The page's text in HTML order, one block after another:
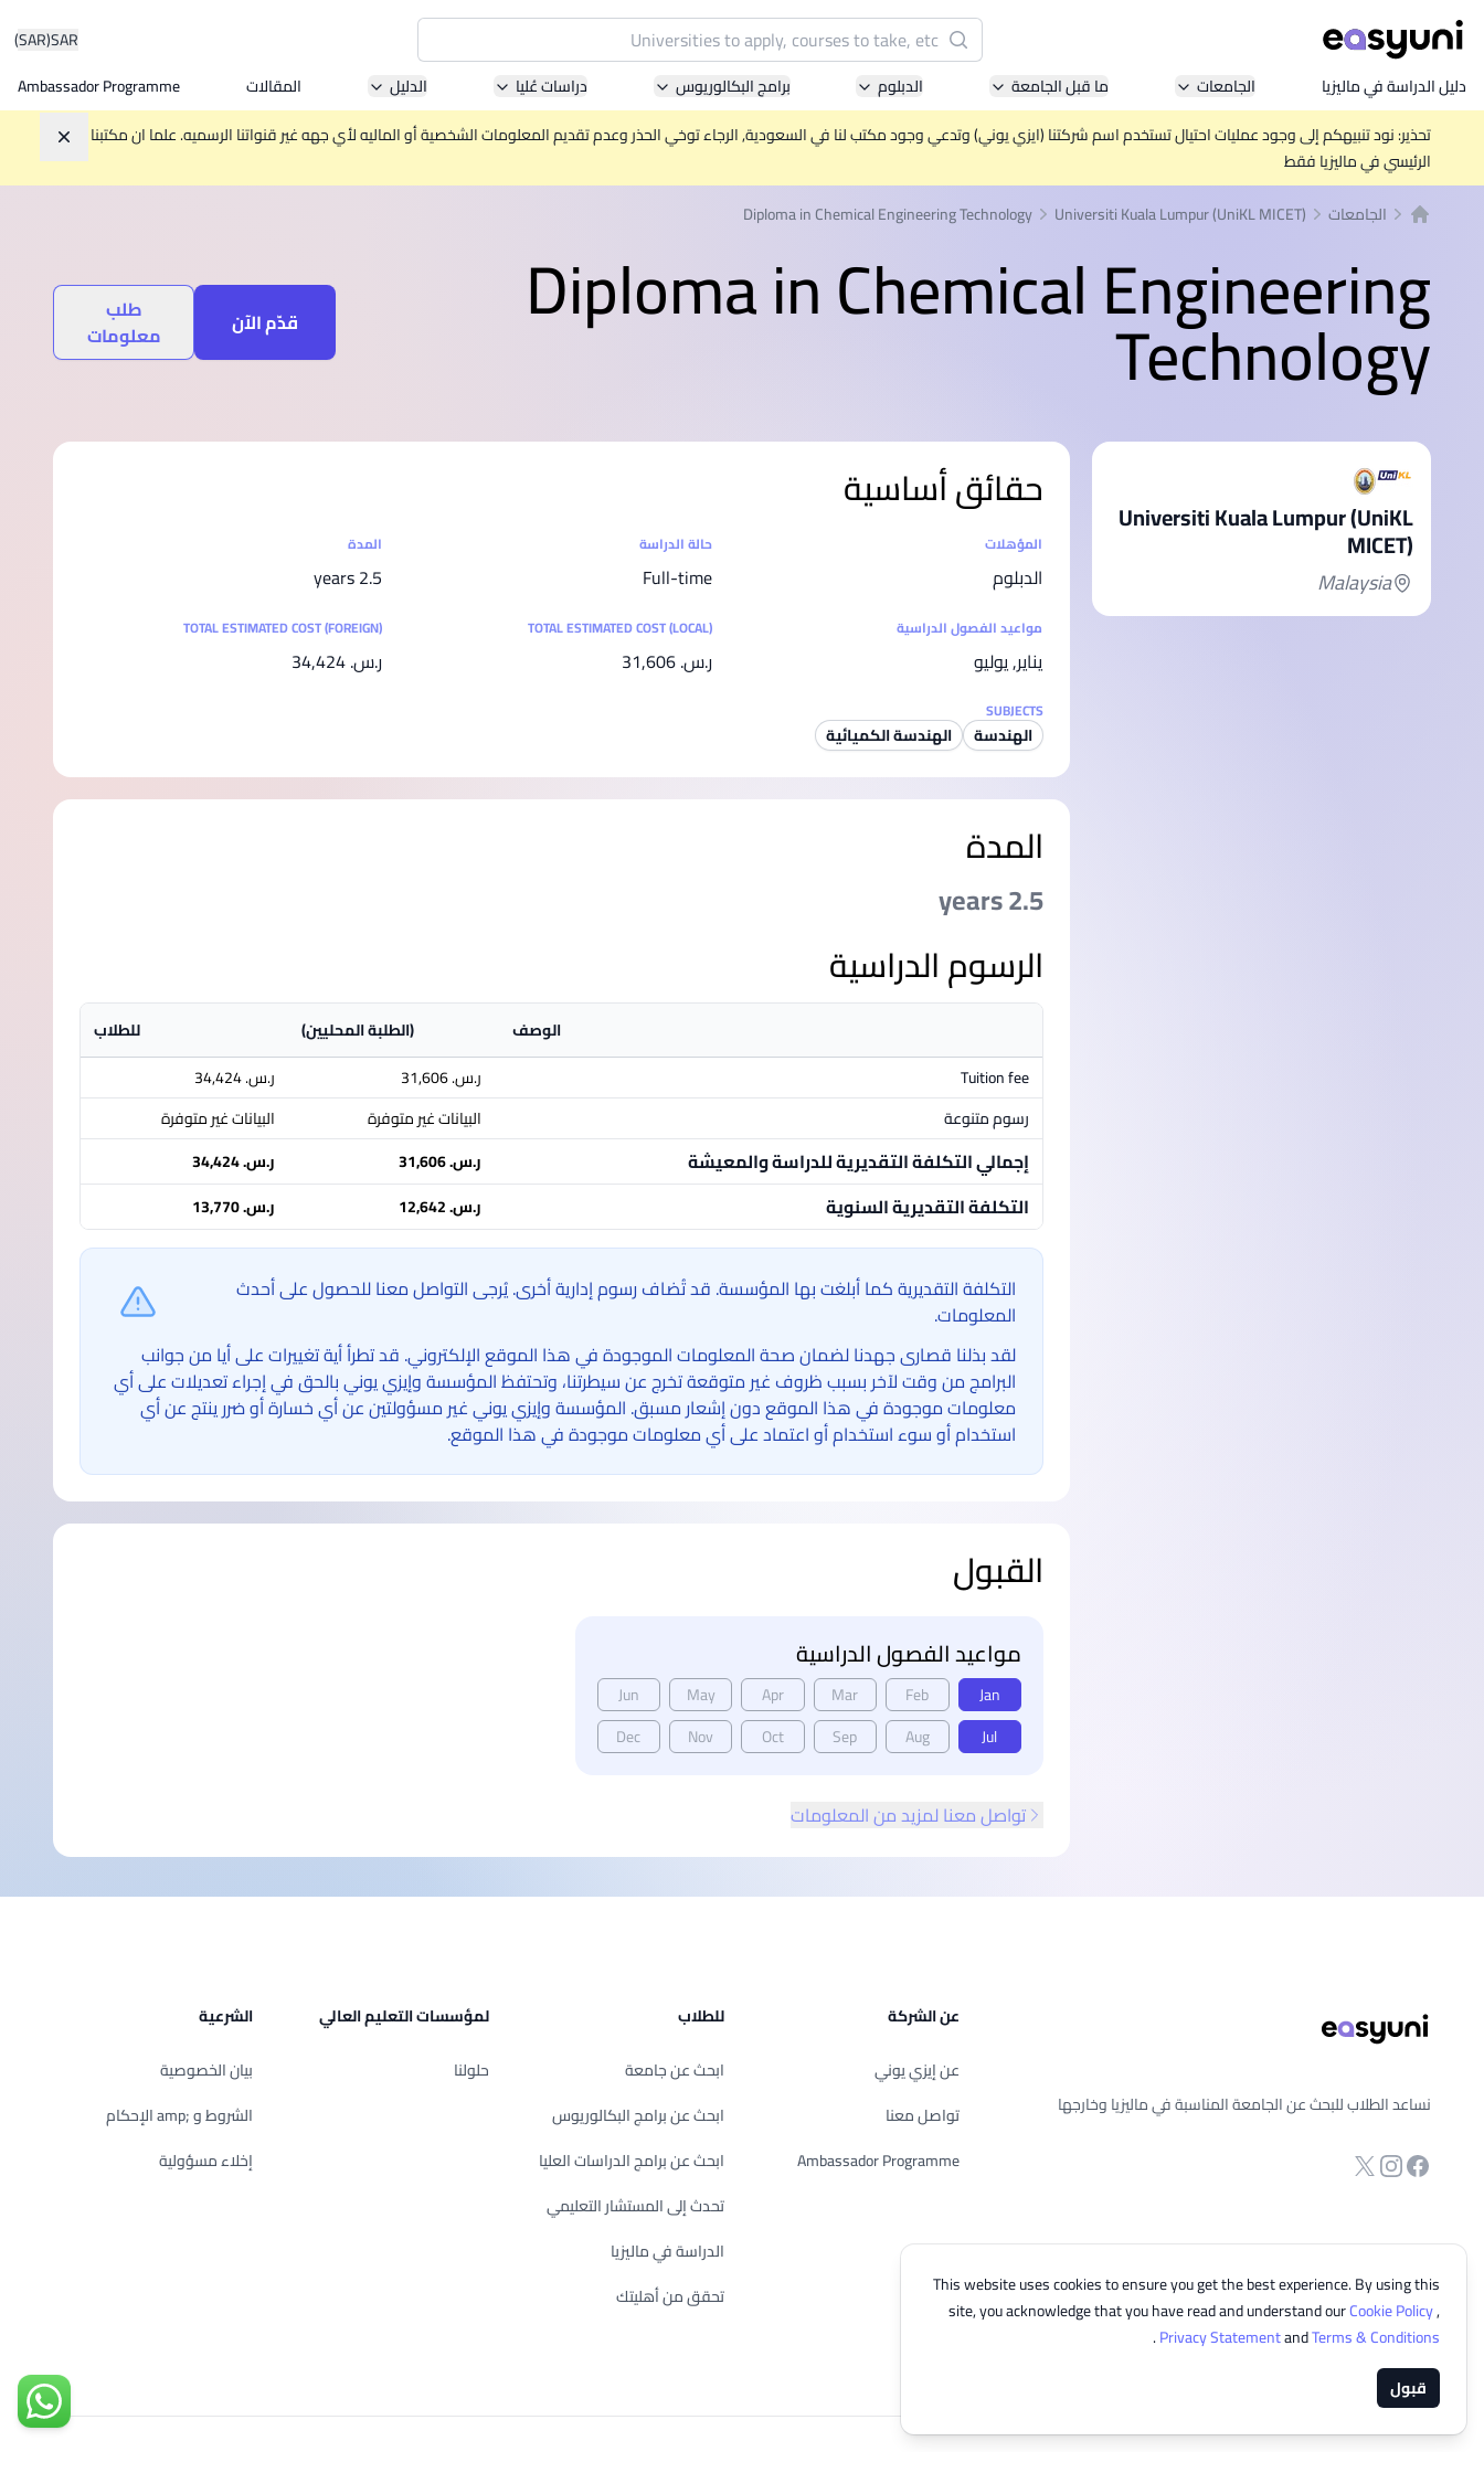
SAR
(SAR) البحث
Asia Pacific University of Technology and Innovation
(APU)
courses
International Medical University (IMU)
Malaysia's first and most established private medical and
healthcare university
Massachusetts Institute of Technology (MIT)
SEGi University Kota Damansara
Management and Science University (MSU)
دليل الدراسة في ماليزيا الجامعات ما قبل الجامعة الدبلوم برامج البكالوريوس دراسات عُليا الدليل المقالات
Ambassador Programme
تحذير: نود تنبيهكم إلى وجود عمليات احتيال تستخدم اسم شركتنا (ايزي يوني) وتدعي وجود مكتب لنا في السعودية, الرجاء توخي الحذر وعدم تقديم المعلومات الشخصية أو الماليه لأي جهه غير قنواتنا الرسميه. علما ان مكتبنا
الرئيسي في ماليزيا فقط
تجاهل
الجامعات Universiti Kuala Lumpur (UniKL MICET)
Diploma in Chemical Engineering Technology
Diploma in Chemical Engineering
Technology قدّم الآن
طلب
معلومات
Universiti Kuala Lumpur (UniKL
MICET)
Malaysia
حقائق أساسية
إحصائيات
المؤهلات
الدبلوم
حالة الدراسة
Full-time
المدة
2.5 years
مواعيد الفصول الدراسية
يناير, يوليو
TOTAL ESTIMATED COST (LOCAL)
ر.س.‏ 31,606
TOTAL ESTIMATED COST (FOREIGN)
ر.س.‏ 34,424
SUBJECTS
الهندسة الهندسة الكميائية
المدة
2.5 years
الرسوم الدراسية
الوصف (الطلبة المحليين)
للطلاب
Tuition fee
ر.س.‏ 31,606
ر.س.‏ 34,424
رسوم متنوعة
البيانات غير متوفرة البيانات غير متوفرة
إجمالي التكلفة التقديرية للدراسة والمعيشة ر.س.‏ 31,606 ر.س.‏ 34,424
التكلفة التقديرية السنوية ر.س.‏ 12,642 ر.س.‏ 13,770
التكلفة التقديرية كما أبلغت بها المؤسسة. قد تُضاف رسوم إدارية أخرى. يُرجى التواصل معنا للحصول على أحدث
المعلومات.
لقد بذلنا قصارى جهدنا لضمان صحة المعلومات الموجودة في هذا الموقع الإلكتروني. قد تطرأ أية تغييرات على أيا من جوانب
البرامج من وقت لآخر بسبب ظروف غير متوقعة تخرج عن سيطرتنا، وتحتفظ المؤسسة وإيزي يوني بالحق في إجراء تعديلات على أي
معلومات موجودة في هذا الموقع دون إشعار مسبق. المؤسسة وإيزي يوني غير مسؤولتين عن أي خسارة أو ضرر ينتج عن أي
استخدام أو سوء استخدام أو اعتماد على أي معلومات موجودة في هذا الموقع.
القبول
مواعيد الفصول الدراسية
Jan
Feb
Mar
Apr
May
Jun
Jul
Aug
Sep
Oct
Nov
Dec
تواصل معنا لمزيد من المعلومات
This website uses cookies to ensure you get the best experience. By using this
site, you acknowledge that you have read and understand ourCookie Policy,
Privacy StatementandTerms & Conditions
.
قبول
تواصل
نساعد الطلاب للبحث عن الجامعة المناسبة في ماليزيا وخارجها
صفحة الفيسبوك
انستجرام
Twitter
عن الشركة
عن إيزي يوني
تواصل معنا
Ambassador Programme
للطلاب
ابحث عن جامعة
ابحث عن برامج البكالوريوس
ابحث عن برامج الدراسات العليا
تحدث إلى المستشار التعليمي
الدراسة في ماليزيا
تحقق من أهليتك
لمؤسسات التعليم العالي
حلولنا
الشرعية
بيان الخصوصية
الشروط و ;amp الإحكام
إخلاء مسؤولية